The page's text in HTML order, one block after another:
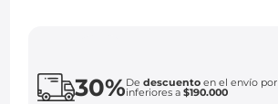
30%Dedescuento en el envío
inferiores a$190.000